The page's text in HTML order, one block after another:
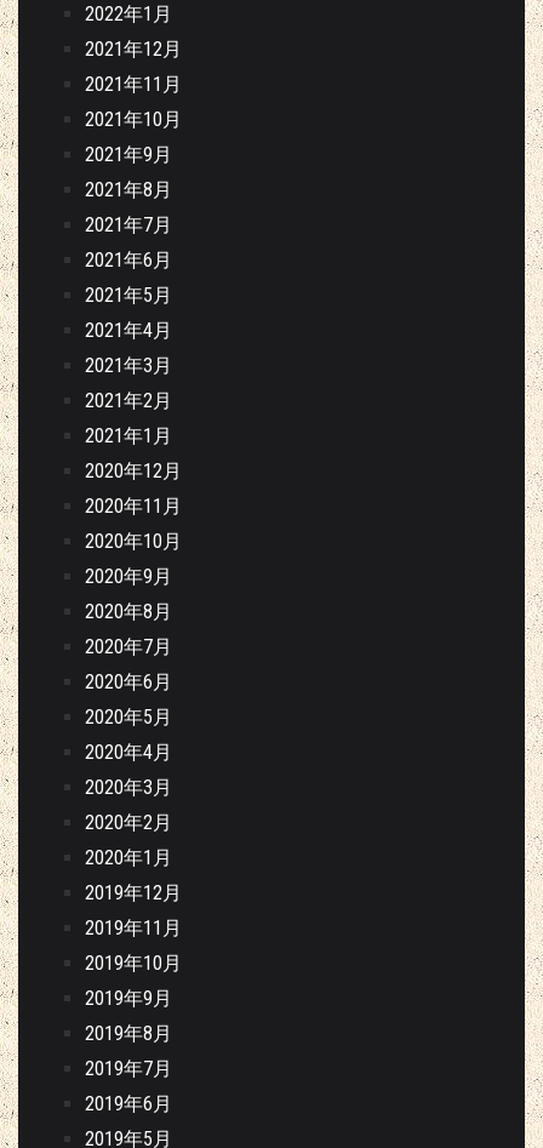
2022年1月
2021年12月
2021年11月
2021年10月
2021年9月
2021年8月
2021年7月
2021年6月
2021年5月
2021年4月
2021年3月
2021年2月
2021年1月
2020年12月
2020年11月
2020年10月
2020年9月
2020年8月
2020年7月
2020年6月
2020年5月
2020年4月
2020年3月
2020年2月
2020年1月
2019年12月
2019年11月
2019年10月
2019年9月
2019年8月
2019年7月
2019年6月
2019年5月